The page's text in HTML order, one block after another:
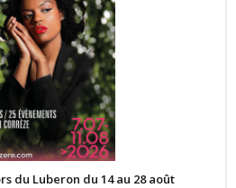
du Luberon du 14 au 28 août